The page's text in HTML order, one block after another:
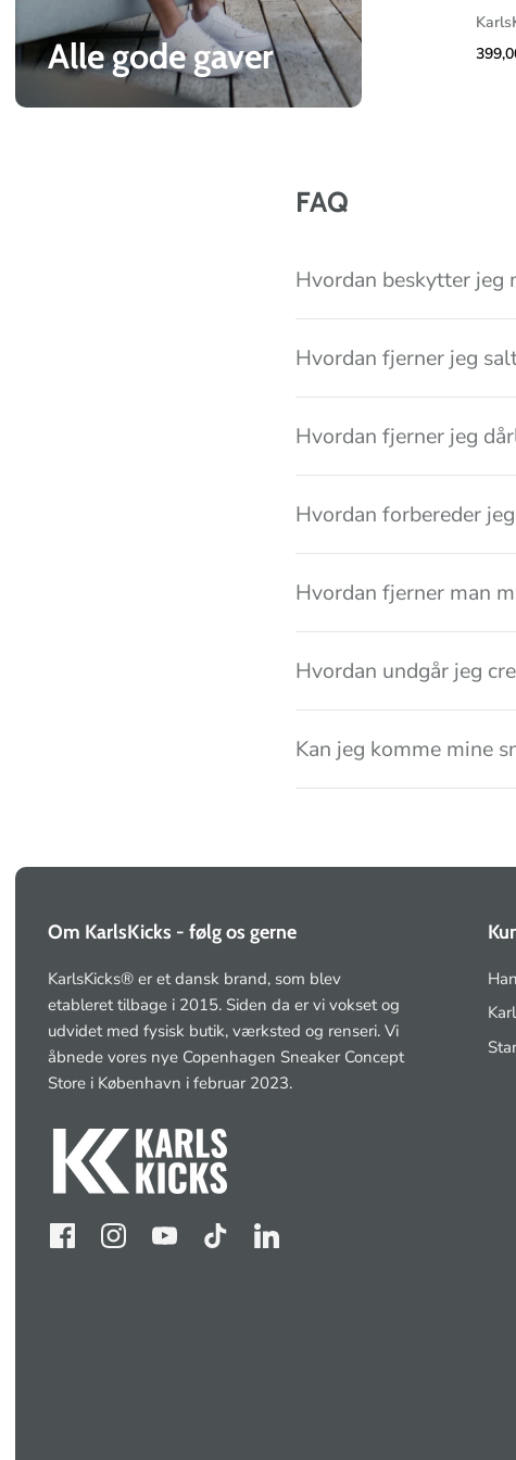
l
Alle gode gaver
FAQ
Hvordan beskytter jeg
Hvordan fjerner jeg
Hvordan fjerner jeg
Hvordan forbereder
Hvordan fjerner man
Hvordan undgår jeg
Kan jeg komme mine
Om KarlsKicks - følg os gerne
KarlsKicks® er et dansk brand, som blev
etableret tilbage i 2015. Siden da er vi vokset og
udvidet med fysisk butik, værksted og renseri. Vi
åbnede vores nye Copenhagen Sneaker Concept
Store i København i februar 2023.